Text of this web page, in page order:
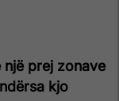
një prej zonave
kjo